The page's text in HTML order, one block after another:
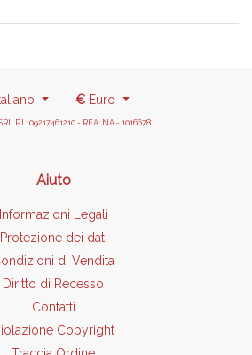
€ Euro
P.I.: 09217461210 - REA: NA - 1016678
Aiuto
Informazioni Legali
Protezione dei dati
di Vendita
Diritto di Recesso
Contatti
Copyright